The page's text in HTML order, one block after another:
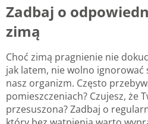
Zadbaj o
zimą
Choć zimą pragnienie nie
jak latem, nie wolno ignorować
nasz organizm. Często
pomieszczeniach? Czujesz, że
przesuszona? Zadbaj o